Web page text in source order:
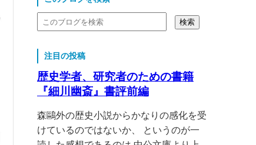
注目の投稿
歴史学者、研究者のための書籍
『細川幽斎』書評前編
森鷗外の歴史小説からかなりの感化を受
けているのではないか、 というのが一